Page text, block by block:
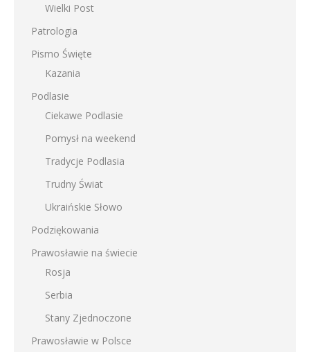
Wielki Post
Patrologia
Pismo Święte
Kazania
Podlasie
Ciekawe Podlasie
Pomysł na weekend
Tradycje Podlasia
Trudny Świat
Ukraińskie Słowo
Podziękowania
Prawosławie na świecie
Rosja
Serbia
Stany Zjednoczone
Prawosławie w Polsce